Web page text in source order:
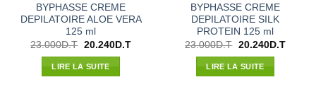
BYPHASSE CREME
DEPILATOIRE ALOE VERA
125 ml
23.000D.T Le
initial
était :
20.240D.TLe
LIRE LA SUITE
BYPHASSE CREME
DEPILATOIRE SILK
PROTEIN 125 ml
23.000D.T Le
initial
était :
20.240D.TLe
LIRE LA SUITE